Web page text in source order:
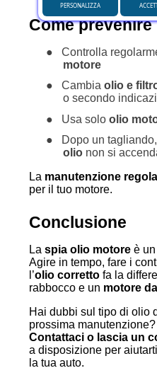
Come
● Controlla
motore
●
Cambia olio e
o secondo
●
Usa solo olio
●
Dopo un
olionon si
La manutenzione
per il tuo motore.
Conclusione
La spia olio motoreè un
Agire in tempo, fare i
l’olio correttofa la
rabbocco e un motore
Hai dubbi sul tipo di olio
prossima manutenzione?
Contattaci o lascia un
a disposizione per
la tua auto.
PERSONALIZZA